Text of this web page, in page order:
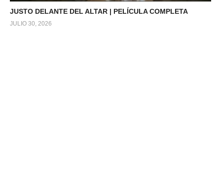
JUSTO DELANTE DEL ALTAR | PELÍCULA COMPLETA
JULIO 30, 2026